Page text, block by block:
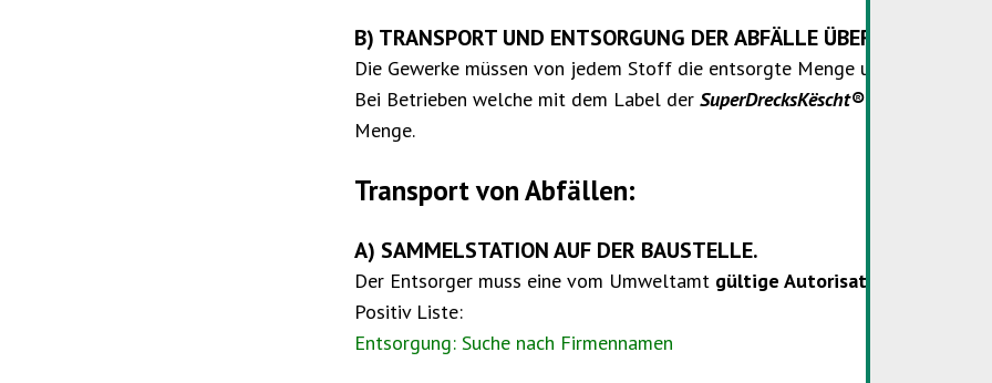
B) TRANSPORT UND ENTSORGUNG DER ABFÄLLE ÜBER DIE
Die Gewerke müssen von jedem Stoff die entsorgte Menge und den
Bei Betrieben welche mit dem Label der SuperDrecksKëscht® fir Betriber
Menge.
Transport von Abfällen:
A) SAMMELSTATION AUF DER BAUSTELLE.
Der Entsorger muss eine vom Umweltamt gültige Autorisation
Positiv Liste:
Entsorgung: Suche nach Firmennamen